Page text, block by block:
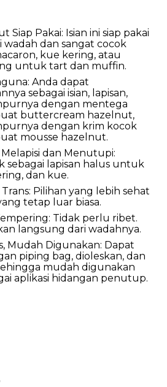
Siap Pakai: Isian ini siap pakai
wadah dan sangat cocok
kue kering, atau
untuk tart dan muffin.
Anda dapat
sebagai isian, lapisan,
dengan mentega
buttercream hazelnut,
dengan krim kocok
mousse hazelnut.
dan Menutupi:
sebagai lapisan halus untuk
dan kue.
Pilihan yang lebih sehat
tetap luar biasa.
Tidak perlu ribet.
langsung dari wadahnya.
Mudah Digunakan: Dapat
piping bag, dioleskan, dan
mudah digunakan
aplikasi hidangan penutup.